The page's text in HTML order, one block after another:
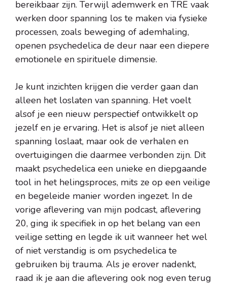
bereikbaar zijn. Terwijl ademwerk en TRE vaak
werken door spanning los te maken via fysieke
processen, zoals beweging of ademhaling,
openen psychedelica de deur naar een diepere
emotionele en spirituele dimensie.
Je kunt inzichten krijgen die verder gaan dan
alleen het loslaten van spanning. Het voelt
alsof je een nieuw perspectief ontwikkelt op
jezelf en je ervaring. Het is alsof je niet alleen
spanning loslaat, maar ook de verhalen en
overtuigingen die daarmee verbonden zijn. Dit
maakt psychedelica een unieke en diepgaande
tool in het helingsproces, mits ze op een veilige
en begeleide manier worden ingezet. In de
vorige aflevering van mijn podcast, aflevering
20, ging ik specifiek in op het belang van een
veilige setting en legde ik uit wanneer het wel
of niet verstandig is om psychedelica te
gebruiken bij trauma. Als je erover nadenkt,
raad ik je aan die aflevering ook nog even terug